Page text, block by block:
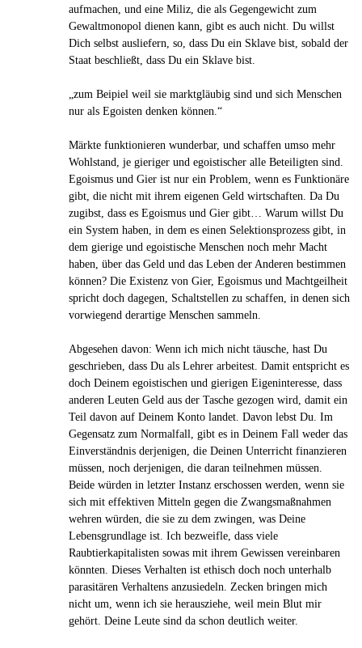
aufmachen, und eine Miliz, die als Gegengewicht zum
Gewaltmonopol dienen kann, gibt es auch nicht. Du willst
Dich selbst ausliefern, so, dass Du ein Sklave bist, sobald der
Staat beschließt, dass Du ein Sklave bist.
„zum Beipiel weil sie markt­gläu­big sind und sich Men­schen
nur als Ego­is­ten denken können.“
Märkte funktionieren wunderbar, und schaffen umso mehr
Wohlstand, je gieriger und egoistischer alle Beteiligten sind.
Egoismus und Gier ist nur ein Problem, wenn es Funktionäre
gibt, die nicht mit ihrem eigenen Geld wirtschaften. Da Du
zugibst, dass es Egoismus und Gier gibt… Warum willst Du
ein System haben, in dem es einen Selektionsprozess gibt, in
dem gierige und egoistische Menschen noch mehr Macht
haben, über das Geld und das Leben der Anderen bestimmen
können? Die Existenz von Gier, Egoismus und Machtgeilheit
spricht doch dagegen, Schaltstellen zu schaffen, in denen sich
vorwiegend derartige Menschen sammeln.
Abgesehen davon: Wenn ich mich nicht täusche, hast Du
geschrieben, dass Du als Lehrer arbeitest. Damit entspricht es
doch Deinem egoistischen und gierigen Eigeninteresse, dass
anderen Leuten Geld aus der Tasche gezogen wird, damit ein
Teil davon auf Deinem Konto landet. Davon lebst Du. Im
Gegensatz zum Normalfall, gibt es in Deinem Fall weder das
Einverständnis derjenigen, die Deinen Unterricht finanzieren
müssen, noch derjenigen, die daran teilnehmen müssen.
Beide würden in letzter Instanz erschossen werden, wenn sie
sich mit effektiven Mitteln gegen die Zwangsmaßnahmen
wehren würden, die sie zu dem zwingen, was Deine
Lebensgrundlage ist. Ich bezweifle, dass viele
Raubtierkapitalisten sowas mit ihrem Gewissen vereinbaren
könnten. Dieses Verhalten ist ethisch doch noch unterhalb
parasitären Verhaltens anzusiedeln. Zecken bringen mich
nicht um, wenn ich sie herausziehe, weil mein Blut mir
gehört. Deine Leute sind da schon deutlich weiter.